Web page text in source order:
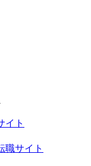
イト
職サイト